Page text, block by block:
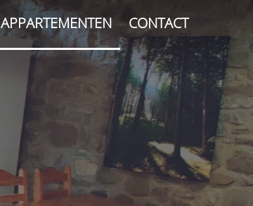
APPARTEMENTEN CONTACT